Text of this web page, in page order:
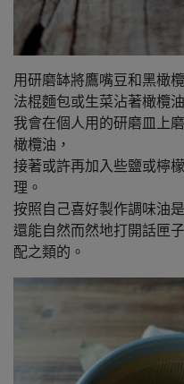
用研磨缽將鷹嘴豆和黑橄
法棍麵包或生菜沾著橄欖
我會在個人用的研磨皿上
橄欖油，
接著或許再加入些鹽或檸
理。
按照自己喜好製作調味油
還能自然而然地打開話匣
配之類的。